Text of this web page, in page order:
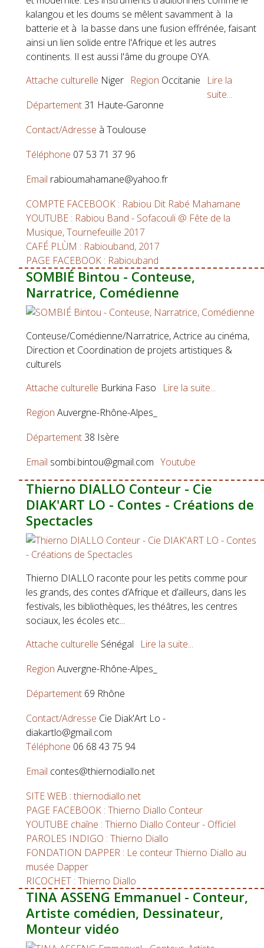
kalangou et les doums se mêlent savamment à la
batterie et à la basse dans une fusion effrénée, faisant
ainsi un lien solide entre l'Afrique et les autres
continents. Il est aussi l'âme du groupe OYA.
Attache culturelle Niger Region Occitanie
Département 31 Haute-Garonne
Contact/Adresse à Toulouse
Téléphone 07 53 71 37 96
Email rabioumahamane@yahoo.fr
COMPTE FACEBOOK : Rabiou Dit Rabé Mahamane
YOUTUBE : Rabiou Band - Sofacouli @ Fête de la
Musique, Tournefeuille 2017
CAFÉ PLÙM : Rabiouband, 2017
PAGE FACEBOOK : Rabiouband
Lire la
suite...
SOMBIÉ Bintou - Conteuse,
Narratrice, Comédienne
Conteuse/Comédienne/Narratrice, Actrice au cinéma,
Direction et Coordination de projets artistiques &
culturels
Attache culturelle Burkina Faso
Region Auvergne-Rhône-Alpes_
Département 38 Isère
Email sombi.bintou@gmail.com Youtube
Lire la suite...
Thierno DIALLO Conteur - Cie
DIAK'ART LO - Contes - Créations de
Spectacles
Thierno DIALLO raconte pour les petits comme pour
les grands, des contes d’Afrique et d’ailleurs, dans les
festivals, les bibliothèques, les théâtres, les centres
sociaux, les écoles etc...
Attache culturelle Sénégal
Region Auvergne-Rhône-Alpes_
Département 69 Rhône
Contact/Adresse Cie Diak'Art Lo -
diakartlo@gmail.com
Téléphone 06 68 43 75 94
Email contes@thiernodiallo.net
SITE WEB : thiernodiallo.net
PAGE FACEBOOK : Thierno Diallo Conteur
YOUTUBE chaîne : Thierno Diallo Conteur - Officiel
PAROLES INDIGO : Thierno Diallo
FONDATION DAPPER : Le conteur Thierno Diallo au
musée Dapper
RICOCHET : Thierno Diallo
Lire la suite...
TINA ASSENG Emmanuel - Conteur,
Artiste comédien, Dessinateur,
Monteur vidéo